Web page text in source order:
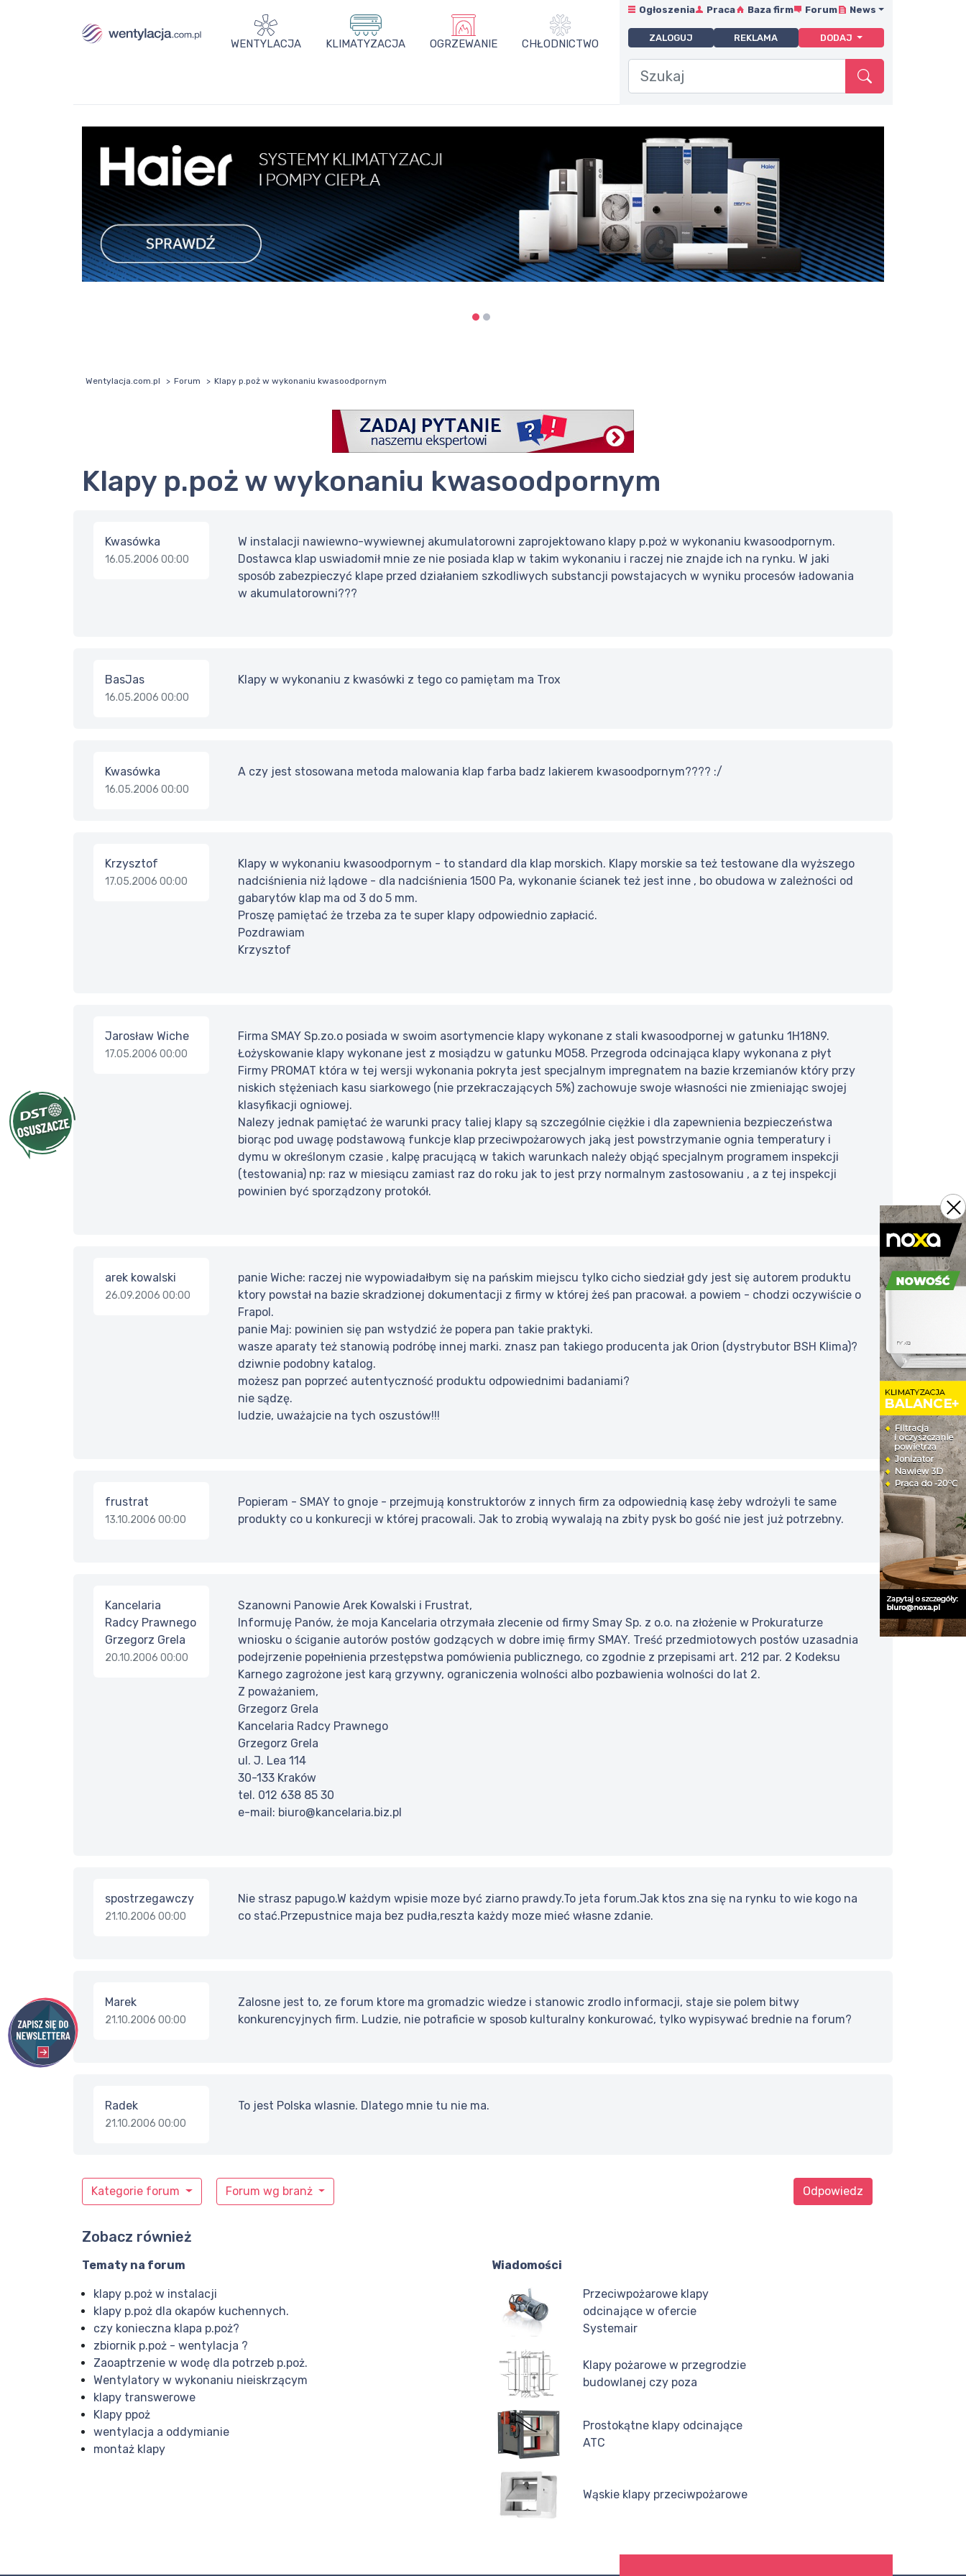
WENTYLACJA KLIMATYZACJA OGRZEWANIE CHŁODNICTWO
Ogłoszenia Praca Baza firm Forum News
ZALOGUJ REKLAMA DODAJ
Wentylacja.com.pl Forum Klapy p.poż w wykonaniu kwasoodpornym
Klapy p.poż w wykonaniu kwasoodpornym
Kwasówka
16.05.2006 00:00
W instalacji nawiewno-wywiewnej akumulatorowni zaprojektowano klapy p.poż w wykonaniu kwasoodpornym.
Dostawca klap uswiadomił mnie ze nie posiada klap w takim wykonaniu i raczej nie znajde ich na rynku. W jaki
sposób zabezpieczyć klape przed działaniem szkodliwych substancji powstajacych w wyniku procesów ładowania
w akumulatorowni???
BasJas
16.05.2006 00:00
Klapy w wykonaniu z kwasówki z tego co pamiętam ma Trox
Kwasówka
16.05.2006 00:00
A czy jest stosowana metoda malowania klap farba badz lakierem kwasoodpornym???? :/
Krzysztof
17.05.2006 00:00
Klapy w wykonaniu kwasoodpornym - to standard dla klap morskich. Klapy morskie sa też testowane dla wyższego
nadciśnienia niż lądowe - dla nadciśnienia 1500 Pa, wykonanie ścianek też jest inne , bo obudowa w zależności od
gabarytów klap ma od 3 do 5 mm.
Proszę pamiętać że trzeba za te super klapy odpowiednio zapłacić.
Pozdrawiam
Krzysztof
Jarosław Wiche
17.05.2006 00:00
Firma SMAY Sp.zo.o posiada w swoim asortymencie klapy wykonane z stali kwasoodpornej w gatunku 1H18N9.
Łożyskowanie klapy wykonane jest z mosiądzu w gatunku MO58. Przegroda odcinająca klapy wykonana z płyt
Firmy PROMAT która w tej wersji wykonania pokryta jest specjalnym impregnatem na bazie krzemianów który przy
niskich stężeniach kasu siarkowego (nie przekraczających 5%) zachowuje swoje własności nie zmieniając swojej
klasyfikacji ogniowej.
Nalezy jednak pamiętać że warunki pracy taliej klapy są szczególnie ciężkie i dla zapewnienia bezpieczeństwa
biorąc pod uwagę podstawową funkcje klap przeciwpożarowych jaką jest powstrzymanie ognia temperatury i
dymu w określonym czasie , kalpę pracującą w takich warunkach należy objąć specjalnym programem inspekcji
(testowania) np: raz w miesiącu zamiast raz do roku jak to jest przy normalnym zastosowaniu , a z tej inspekcji
powinien być sporządzony protokół.
arek kowalski
26.09.2006 00:00
panie Wiche: raczej nie wypowiadałbym się na pańskim miejscu tylko cicho siedział gdy jest się autorem produktu
ktory powstał na bazie skradzionej dokumentacji z firmy w której żeś pan pracował. a powiem - chodzi oczywiście o
Frapol.
panie Maj: powinien się pan wstydzić że popera pan takie praktyki.
wasze aparaty też stanowią podróbę innej marki. znasz pan takiego producenta jak Orion (dystrybutor BSH Klima)?
dziwnie podobny katalog.
możesz pan poprzeć autentyczność produktu odpowiednimi badaniami?
nie sądzę.
ludzie, uważajcie na tych oszustów!!!
frustrat
13.10.2006 00:00
Popieram - SMAY to gnoje - przejmują konstruktorów z innych firm za odpowiednią kasę żeby wdrożyli te same
produkty co u konkurecji w której pracowali. Jak to zrobią wywalają na zbity pysk bo gość nie jest już potrzebny.
Kancelaria
Radcy Prawnego
Grzegorz Grela
20.10.2006 00:00
Szanowni Panowie Arek Kowalski i Frustrat,
Informuję Panów, że moja Kancelaria otrzymała zlecenie od firmy Smay Sp. z o.o. na złożenie w Prokuraturze
wniosku o ściganie autorów postów godzących w dobre imię firmy SMAY. Treść przedmiotowych postów uzasadnia
podejrzenie popełnienia przestępstwa pomówienia publicznego, co zgodnie z przepisami art. 212 par. 2 Kodeksu
Karnego zagrożone jest karą grzywny, ograniczenia wolności albo pozbawienia wolności do lat 2.
Z poważaniem,
Grzegorz Grela
Kancelaria Radcy Prawnego
Grzegorz Grela
ul. J. Lea 114
30-133 Kraków
tel. 012 638 85 30
e-mail: biuro@kancelaria.biz.pl
spostrzegawczy
21.10.2006 00:00
Nie strasz papugo.W każdym wpisie moze być ziarno prawdy.To jeta forum.Jak ktos zna się na rynku to wie kogo na
co stać.Przepustnice maja bez pudła,reszta każdy moze mieć własne zdanie.
Marek
21.10.2006 00:00
Zalosne jest to, ze forum ktore ma gromadzic wiedze i stanowic zrodlo informacji, staje sie polem bitwy
konkurencyjnych firm. Ludzie, nie potraficie w sposob kulturalny konkurować, tylko wypisywać brednie na forum?
Radek
21.10.2006 00:00
To jest Polska wlasnie. Dlatego mnie tu nie ma.
Kategorie forum Forum wg branż Odpowiedz
Zobacz również
Tematy na forum
klapy p.poż w instalacji
klapy p.poż dla okapów kuchennych.
czy konieczna klapa p.poż?
zbiornik p.poż - wentylacja ?
Zaoaptrzenie w wodę dla potrzeb p.poż.
Wentylatory w wykonaniu nieiskrzącym
klapy transwerowe
Klapy ppoż
wentylacja a oddymianie
montaż klapy
Wiadomości
Przeciwpożarowe klapy
odcinające w ofercie
Systemair
Klapy pożarowe w przegrodzie
budowlanej czy poza
Prostokątne klapy odcinające
ATC
Wąskie klapy przeciwpożarowe